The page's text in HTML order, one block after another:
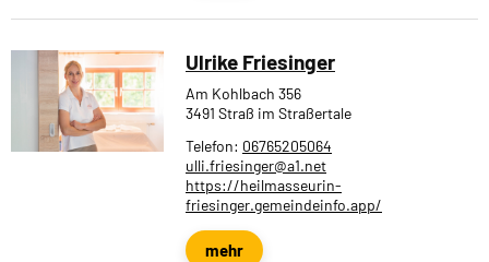
Ulrike Friesinger
Am Kohlbach 356
3491 Straß im Straßertale
Telefon: 06765205064
ulli.friesinger@a1.net
https://heilmasseurin-
friesinger.gemeindeinfo.app/
mehr